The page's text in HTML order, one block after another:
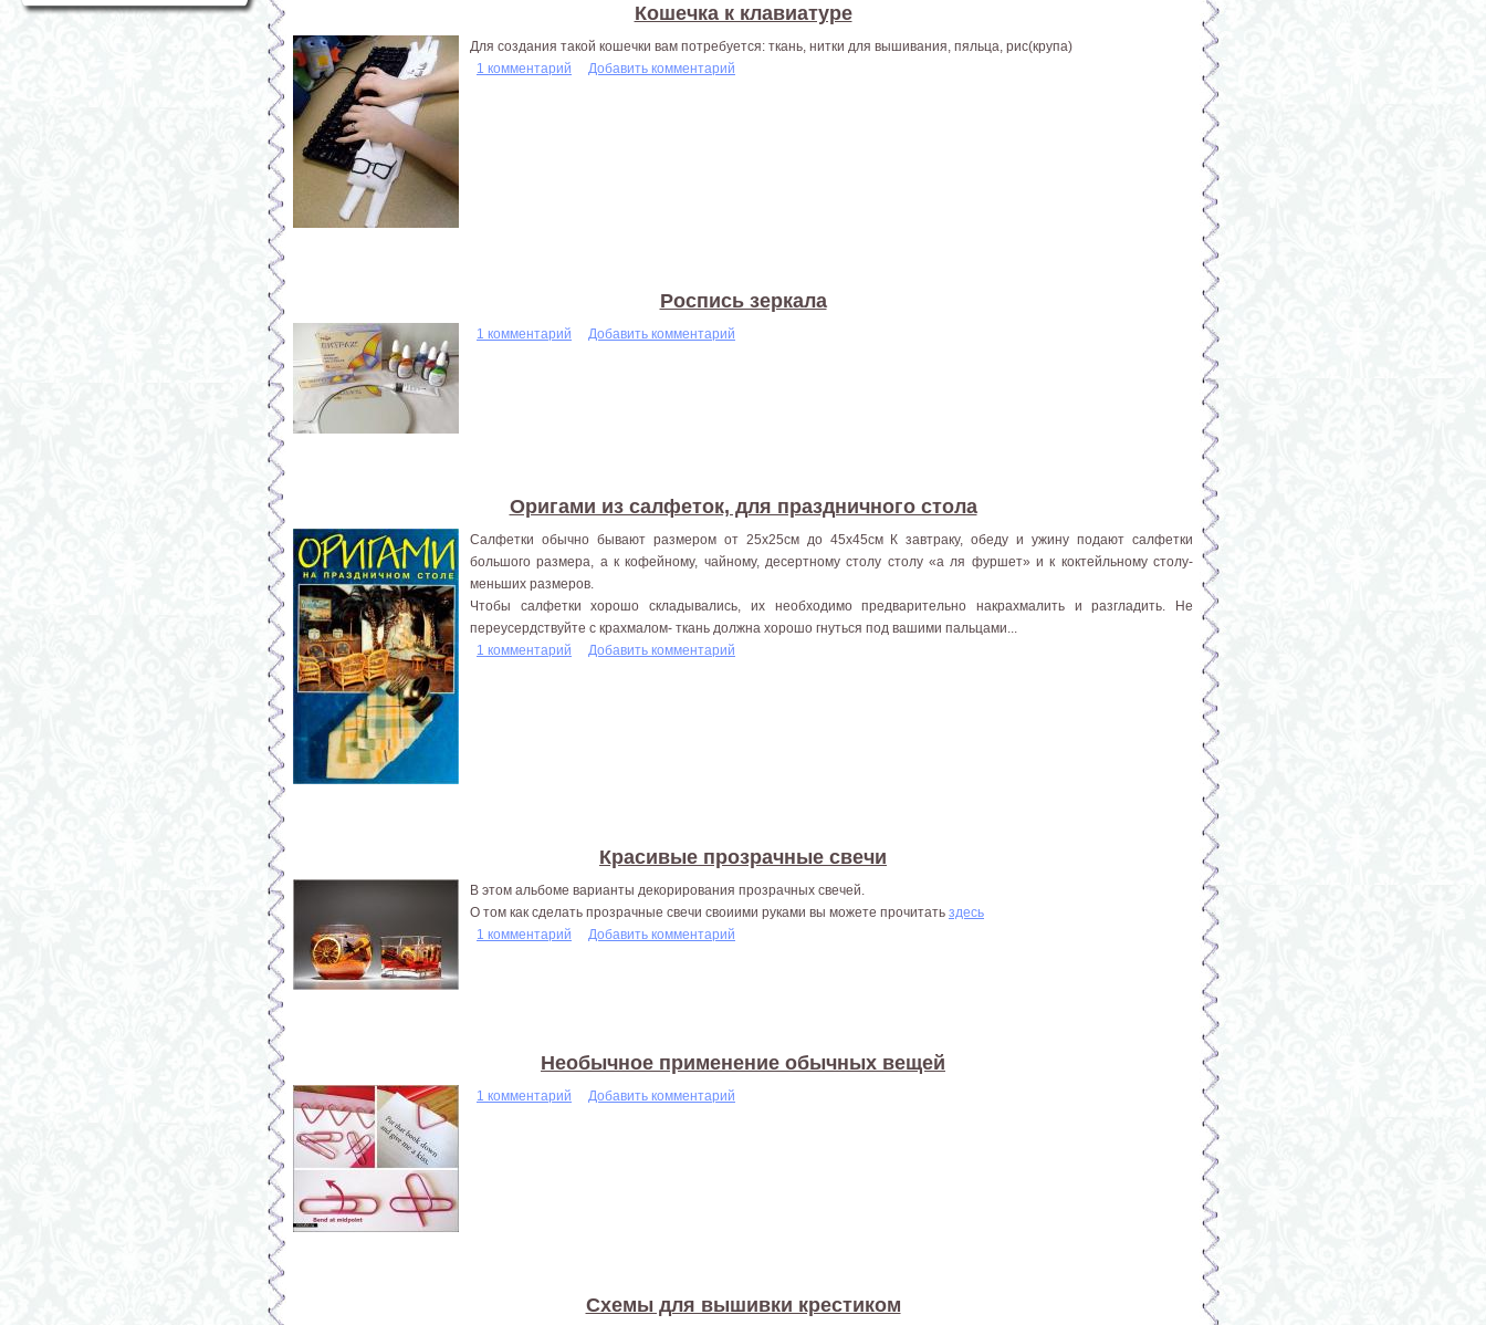
Кошечка к клавиатуре
Для создания такой кошечки вам потребуется: ткань, нитки для вышивания, пяльца, рис(крупа)
1 комментарий
Добавить комментарий
Роспись зеркала
1 комментарий Добавить комментарий
Оригами из салфеток, для праздничного стола
Салфетки обычно бывают размером от 25x25см до 45x45см К завтраку, обеду и ужину подают салфетки
большого размера, а к кофейному, чайному, десертному столу столу «а ля фуршет» и к коктейльному столу-
меньших размеров.
Чтобы салфетки хорошо складывались, их необходимо предварительно накрахмалить и разгладить. Не
переусердствуйте с крахмалом- ткань должна хорошо гнуться под вашими пальцами...
1 комментарий
Добавить комментарий
Красивые прозрачные свечи
В этом альбоме варианты декорирования прозрачных свечей.
О том как сделать прозрачные свечи своиими руками вы можете прочитать здесь
1 комментарий
Добавить комментарий
Необычное применение обычных вещей
1 комментарий Добавить комментарий
Схемы для вышивки крестиком